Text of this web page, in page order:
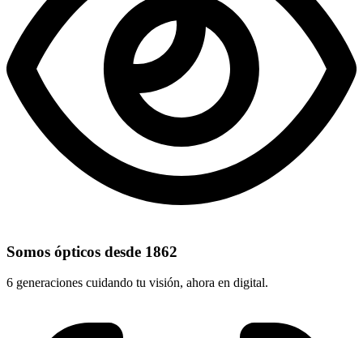
Somos ópticos desde 1862
6 generaciones cuidando tu visión, ahora en digital.